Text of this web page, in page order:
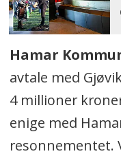
Hamar
avtale med
4 millioner
enige med
resonnementet.